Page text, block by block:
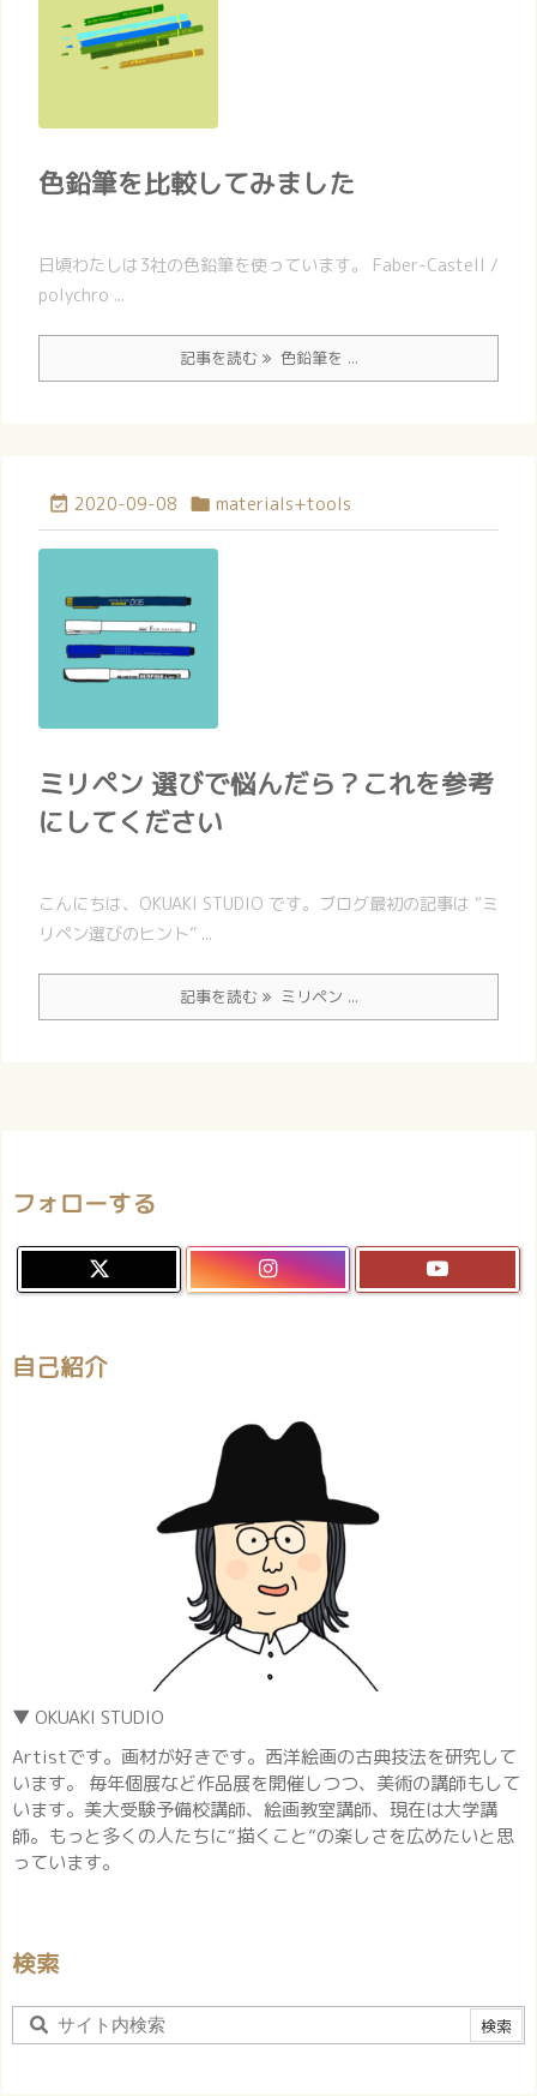
色鉛筆を比較してみました
日頃わたしは3社の色鉛筆を使っています。 Faber-Castell /
polychro ...
記事を読む 色鉛筆を ...
 2020-09-08  materials+tools
ミリペン 選びで悩んだら？これを参考
にしてください
こんにちは、OKUAKI STUDIO です。ブログ最初の記事は “ミ
リペン選びのヒント” ...
記事を読む ミリペン ...
フォローする
自己紹介
▼ OKUAKI STUDIO
Artistです。画材が好きです。西洋絵画の古典技法を研究して
います。 毎年個展など作品展を開催しつつ、美術の講師もして
います。美大受験予備校講師、絵画教室講師、現在は大学講
師。もっと多くの人たちに“描くこと”の楽しさを広めたいと思
っています。
検索